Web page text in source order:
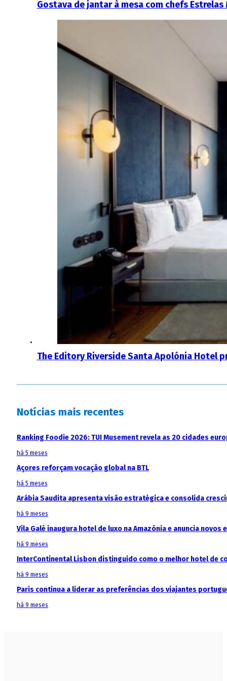
Gostava de jantar à mesa com chefs
The Editory Riverside Santa Apolónia Hotel
Notícias mais recentes
Ranking Foodie 2026: TUI Musement revela as 20 cidades
há 5 meses
Açores reforçam vocação global na BTL
há 5 meses
Arábia Saudita apresenta visão estratégica e consolida
há 9 meses
Vila Galé inaugura hotel de luxo na Amazónia e anuncia
há 9 meses
InterContinental Lisbon distinguido como o melhor hotel de
há 9 meses
Paris continua a liderar as preferências dos viajantes
há 9 meses